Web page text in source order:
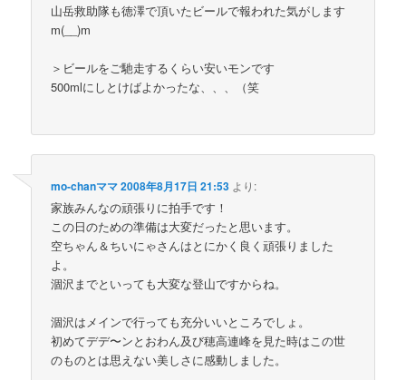
山岳救助隊も徳澤で頂いたビールで報われた気がします
m(__)m
＞ビールをご馳走するくらい安いモンです
500mlにしとけばよかったな、、、（笑
mo-chanママ2008年8月17日 21:53 より:
家族みんなの頑張りに拍手です！
この日のための準備は大変だったと思います。
空ちゃん＆ちいにゃさんはとにかく良く頑張りました
よ。
涸沢までといっても大変な登山ですからね。
涸沢はメインで行っても充分いいところでしょ。
初めてデデ〜ンとおわん及び穂高連峰を見た時はこの世
のものとは思えない美しさに感動しました。